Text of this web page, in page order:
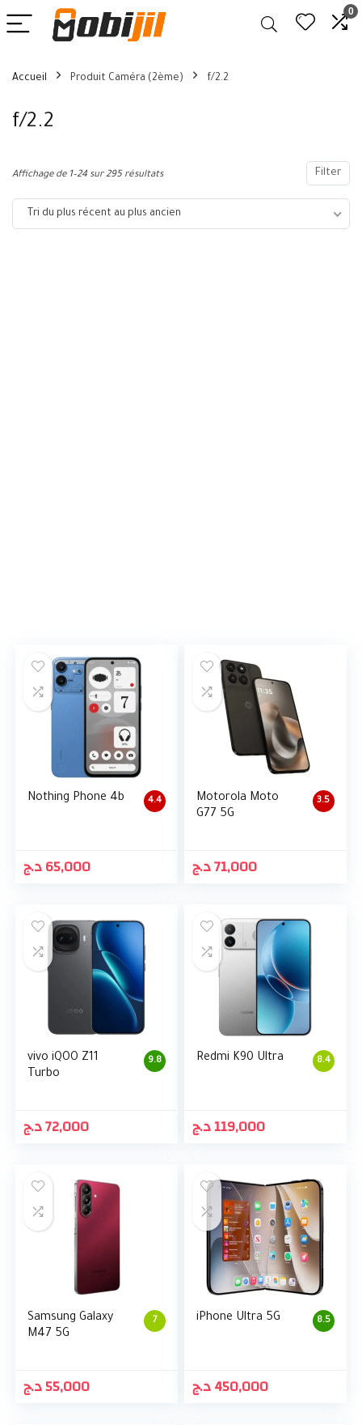
0
Accueil Produit Caméra (2ème) f/2.2
f/2.2
Filter
Affichage de 1–24 sur 295 résultats
Tri du plus récent au plus ancien
4.4
Nothing Phone 4b
65,000د.ج
3.5
Motorola Moto
G77 5G
71,000د.ج
9.8
vivo iQOO Z11
Turbo
72,000د.ج
8.4
Redmi K90 Ultra
119,000د.ج
7
Samsung Galaxy
M47 5G
55,000د.ج
8.5
iPhone Ultra 5G
450,000د.ج